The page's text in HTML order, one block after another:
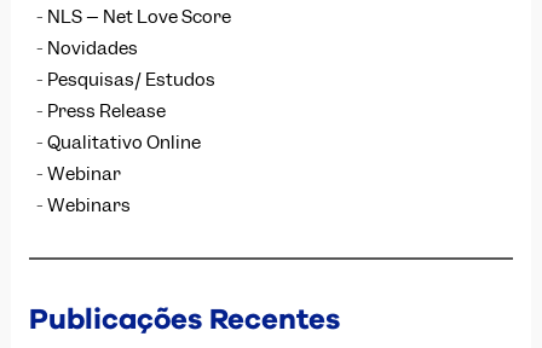
NLS – Net Love Score
Novidades
Pesquisas/ Estudos
Press Release
Qualitativo Online
Webinar
Webinars
Publicações Recentes